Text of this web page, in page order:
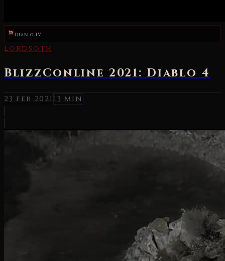
Diablo IV
LordSoth
BlizzConline 2021: Diablo 4
23 feb 2021 13 min